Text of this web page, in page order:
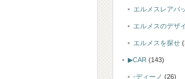
エルメスレアバ
エルメスのデザ
エルメスを探せ
▶CAR (143)
-ディーノ (26)